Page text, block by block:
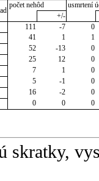
počet nehôd
usmrtení
+/-
111 -7
0
41 1
1
52 -13
0
25 12
0
7 1
0
5 -1
0
16 -2
0
0 0 0
skratky,